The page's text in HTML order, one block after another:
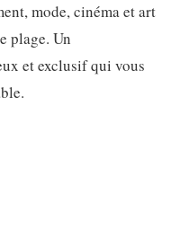
mode, cinéma et art
plage. Un
et exclusif qui vous